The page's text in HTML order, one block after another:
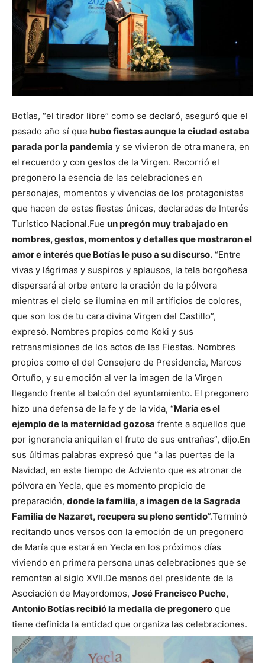
Botías, “el tirador libre” como se declaró, aseguró que el
pasado año sí que hubo fiestas aunque la ciudad estaba
parada por la pandemia y se vivieron de otra manera, en
el recuerdo y con gestos de la Virgen. Recorrió el
pregonero la esencia de las celebraciones en
personajes, momentos y vivencias de los protagonistas
que hacen de estas fiestas únicas, declaradas de Interés
Turístico Nacional.Fue un pregón muy trabajado en
nombres, gestos, momentos y detalles que mostraron el
amor e interés que Botías le puso a su discurso. “Entre
vivas y lágrimas y suspiros y aplausos, la tela borgoñesa
dispersará al orbe entero la oración de la pólvora
mientras el cielo se ilumina en mil artificios de colores,
que son los de tu cara divina Virgen del Castillo”,
expresó. Nombres propios como Koki y sus
retransmisiones de los actos de las Fiestas. Nombres
propios como el del Consejero de Presidencia, Marcos
Ortuño, y su emoción al ver la imagen de la Virgen
llegando frente al balcón del ayuntamiento. El pregonero
hizo una defensa de la fe y de la vida, “María es el
ejemplo de la maternidad gozosa frente a aquellos que
por ignorancia aniquilan el fruto de sus entrañas”, dijo.En
sus últimas palabras expresó que “a las puertas de la
Navidad, en este tiempo de Adviento que es atronar de
pólvora en Yecla, que es momento propicio de
preparación, donde la familia, a imagen de la Sagrada
Familia de Nazaret, recupera su pleno sentido”.Terminó
recitando unos versos con la emoción de un pregonero
de María que estará en Yecla en los próximos días
viviendo en primera persona unas celebraciones que se
remontan al siglo XVII.De manos del presidente de la
Asociación de Mayordomos, José Francisco Puche,
Antonio Botías recibió la medalla de pregonero que
tiene definida la entidad que organiza las celebraciones.